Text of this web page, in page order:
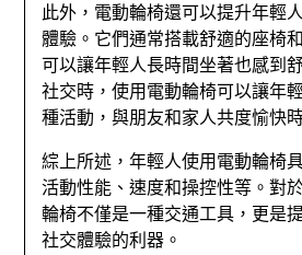
此外，電動輪椅還可以提升年輕
體驗。它們通常搭載舒適的座椅
可以讓年輕人長時間坐著也感到
社交時，使用電動輪椅可以讓年
種活動，與朋友和家人共度愉快
綜上所述，年輕人使用電動輪椅
活動性能、速度和操控性等。對
輪椅不僅是一種交通工具，更是
社交體驗的利器。